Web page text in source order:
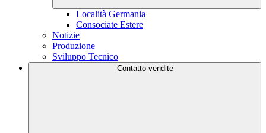
Località Germania
Consociate Estere
Notizie
Produzione
Sviluppo Tecnico
Contatto vendite